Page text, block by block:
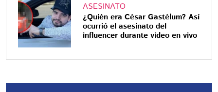
ASESINATO
¿Quién era César Gastélum? Así
ocurrió el asesinato del
influencer durante video en vivo